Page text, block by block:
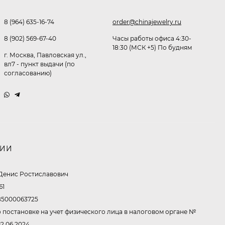
Очки P96397
369,10₽
8 (964) 635-16-74
8 (902) 569-67-40
г. Москва, Павловская ул.,
вл7 - пункт выдачи (по
согласованию)
order@chinajewelry.ru
Часы работы офиса 4:30-
18:30 (МСК +5) По будням
Ростиславович
на учет физического лица в налоговом органе №